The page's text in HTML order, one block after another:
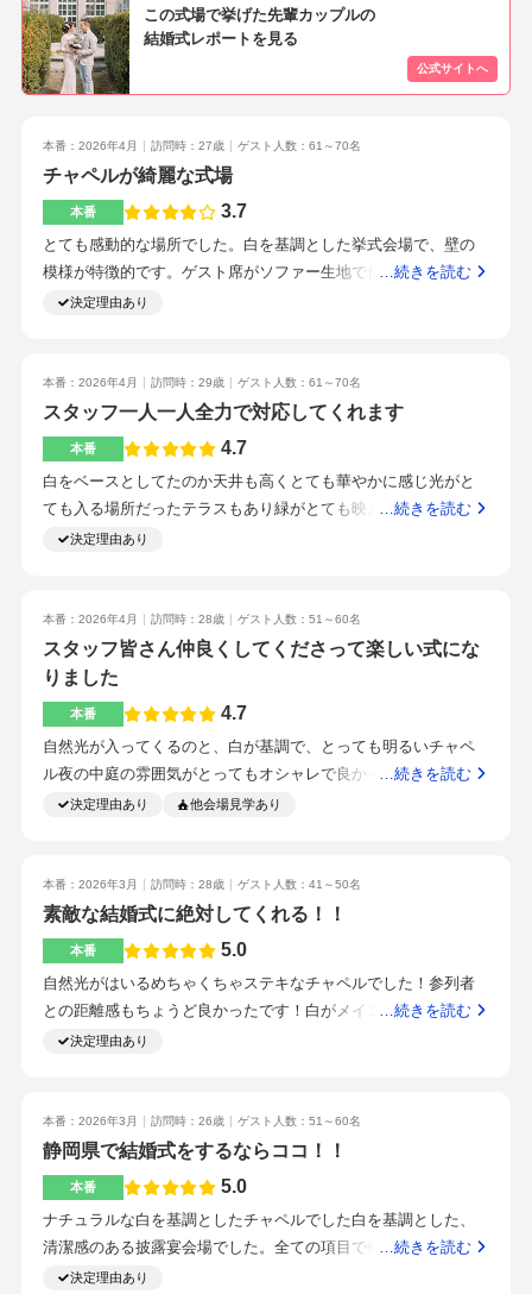
ちょうどいいくらいの大きさでアットホーム感もあるような雰
囲気になる。色は色を基調とした明るい雰囲気ではあるが、テ
ーブルクロスや花一つでどんな雰囲気にも変えられる。大きな
ガラス張りの窓があり、中庭からの入場もできる。中庭入場は
い演出になります。本当に良かった。キッチンもガラス張りに
なっており中が見えるようにすることもでき、厨房から、フラ
ンベの演出なんかもできるのでおすすめです。高砂も広々して
良い。式場は静岡県静岡市清水区にあるjr東海道線の清水駅から
徒歩1分のところにあり、雨の日でもほとんど濡れずに、暑い日
も汗をかく前にたどり着ける距離にあるロケーション最高の場
でもやれる場所はあり、移動などにも困らないでしょう。ま
た、遠方から来られる方が多い人でも新幹線の駅である静岡駅
からも電車で10分と、アクセスは全く問題なく時間もそれほど
気にしなくても良いと思われます。遠くから来られる方は余裕
があれば泊まって清水の美味しいお魚を楽しんで帰るのも良い
場や、試食会なども含めて、ダントツで料理の美味しさがあり
ます。もちろんランクを落とさないことは一つの条件ですが値
段以上の価値があります。チャペルは天気が良ければ本当に最
本当に素敵な場所です。そして、最後に、スタッフの皆さん。
もちろんプランナーさんは1人ですが、当日はたくさんの会場ス
タッフの人が総出で一緒に最高の雰囲気を作り上げてくれる
し、とにかく明るくていい人達ばかりです。自分たちだけでは
ってくれる会場は他にはないかもしれません、というくらい素
敵な人達でした。理想の式を叶えるために、自分たちらしい雰
囲気を明確にすることを大切にしました。形式にとらわれすぎ
や進行は比較的シンプルに整えました。また、当日はゲストと
できるだけ近い距離で過ごせるよう、歓談の時間を多めに設け
たのも工夫した点です。元々他の会場より長めに式の時間が設
げで当日も余裕をもって、ゲストとの時間を楽しむことができ
ました。ゲームなんかをやる人もいるかと思いますが、あっと
いう間に過ぎてしまった時間、むしろもっとみんなと話したか
ったとも思っていたので、そういったことはしなくて良かった
なと思いました。会場の雰囲気、チャペル、披露宴会場あとは
この式場で挙げた先輩カップルの
結婚式レポートを見る
本番：2026年4月 訪問時：27歳 ゲスト人数：61～70名
チャペルが綺麗な式場
本番 3.7
とても感動的な場所でした。白を基調とした挙式会場で、壁の
模様が特徴的です。ゲスト席がソファー生地で良かった点で
す。広くて、66名入っても席の間を隣に並んで歩いて行けま
ったので、金額はあがりました。高砂もテーブルから、ソファ
に変更し約10万程あがりました。演出は、コストの面で3つ程減
らしましたが、最初の見積もりには入っていないので、結果的
には10万程金額があがりました。ブーケは、式場の生花は頼ま
ず、持ち込みのアーティフィシャルフラワーにして、コストを
抑えました。ベールや、グローブ、靴も持ち込みました。とて
も美味しかったです。コストを抑えるために、かなりランクダ
トビュッフェもゲストに大好評でした。清水駅から徒歩1分で
す。周りは色々建物に囲まれていますが、式場の中からは見え
ないので、素敵な式の邪魔になりません。車で来るゲストは近
隣のパーキングを案内しました。駐車サービス券が渡されま
す。プランナー一貫性と、打ち合わせ回数に制限がないことが
とてもいいです。何度も打ち合わせして、細かく練ることがで
その後cdを作る必要があります。旦那と式場が用意してくれる
ものだと勘違いしていたため、2週間前に必要なことを知りまし
た。当日のファーストミートでは、肩を叩いてくださいとしか
説明がされなかったため、何も考えず左肩を叩きましが、旦那
は、バラの花束を抱えていたので、右肩を叩かれたらカメラマ
ンがいる右側から、振り向くように説明があったようです。せ
間がムービーに残ったんだろうなと少し残念でした。私は、チ
ャペルがほかの式場にはない雰囲気だったので、とても良いと
思いました。前もって、何が必要なのかを明確に知る必要があ
ります。私は着たいドレスがあるか、ドレスショップを確認し
ました。とても素敵な雰囲気だったので、即決めました。
…続きを読む
決定理由あり
本番：2026年4月 訪問時：29歳 ゲスト人数：61～70名
スタッフ一人一人全力で対応してくれます
本番 4.7
白をベースとしてたのか天井も高くとても華やかに感じ光がと
ても入る場所だったテラスもあり緑がとても映えていた。太陽
の光も入り天気にかなり恵まれた。メニュも多くアレンジも提
た。外もとても綺麗になっていて草もちゃんと手入れされてい
た一人一人研修をしているのか接客も良かった？バイトさんに
も教育が届いてると感じた一貫性のプランナーとなると相談も
しやすくズレがないと感じた。リモートワークもでき自分たち
の予定も組みやすかった忙しくてなかなか時間が作れない人に
おすすめです。一貫性のプランナーなので相談もしやすく連絡
も取りやすいです最高な式にしてくれると感じさせてくれる式
場がいい他の人の結婚式の動画を見て感動してしまい自分も味
…続きを読む
決定理由あり
本番：2026年4月 訪問時：28歳 ゲスト人数：51～60名
スタッフ皆さん仲良くしてくださって楽しい式にな
りました
本番 4.7
自然光が入ってくるのと、白が基調で、とっても明るいチャペ
ル夜の中庭の雰囲気がとってもオシャレで良かったカメラマン
はおすすめの方にお願いして、値段は上がったけど良かったで
して頂いて友達に喜ばれた駅から直ぐでアクセスが良いスタッ
フみなさん仲良さそうで、その輪に入れた感じがして楽しかっ
たですプランナーの方が最初から最後まで同じ方といった点に
惹かれてこの式場にきめました。何でも相談しやすくてとても
助かりました。お料理の試食会は行って良かったです銀テープ
の演出も盛り上がって良かったですチャペルの雰囲気アクセス
の良さ担当プランナーが1人というところ
…続きを読む
決定理由あり 他会場見学あり
本番：2026年3月 訪問時：28歳 ゲスト人数：41～50名
素敵な結婚式に絶対してくれる！！
本番 5.0
自然光がはいるめちゃくちゃステキなチャペルでした！参列者
との距離感もちょうど良かったです！白がメインの会場でした
がじぶんの好きなイメーシで結婚式をつくることができる！
くことができるのでとても良かったです！！皆さんとても親切
で暖かくて本当に素敵な結婚式にして頂きました！！とても良
い方ばかりです！一貫性のプランナーさんが最初から最後まで
色々な相談に乗ってくれていい結婚式にしようとがんばってく
れました！！全部にこだわりすぎると大変になってしまうので
ここだけは譲れない所をきめてそこにちからを注ぐのがいいか
なと思いました！一貫性のプランナーさんのところがよかった
…続きを読む
決定理由あり
本番：2026年3月 訪問時：26歳 ゲスト人数：51～60名
静岡県で結婚式をするならココ！！
本番 5.0
ナチュラルな白を基調としたチャペルでした白を基調とした、
清潔感のある披露宴会場でした。全ての項目で値上がりが見ら
れたペーパーアイテムの持ち込み季節によって料理が変わるよ
…続きを読む
決定理由あり